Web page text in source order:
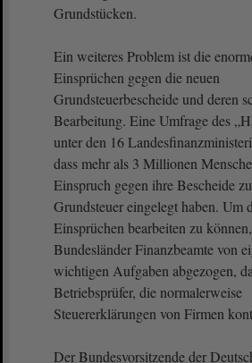
Grundstücken.
Ein weiteres Problem ist die
Einsprüchen gegen die neuen
Grundsteuerbescheide und deren
Bearbeitung. Eine Umfrage des
unter den 16
dass mehr als 3 Millionen
Einspruch gegen ihre Bescheide
Grundsteuer eingelegt haben. Um
Einsprüchen bearbeiten zu
Bundesländer Finanzbeamte von
wichtigen Aufgaben abgezogen,
Betriebsprüfer, die normalerweise
Steuererklärungen von Firmen
Der Bundesvorsitzende der